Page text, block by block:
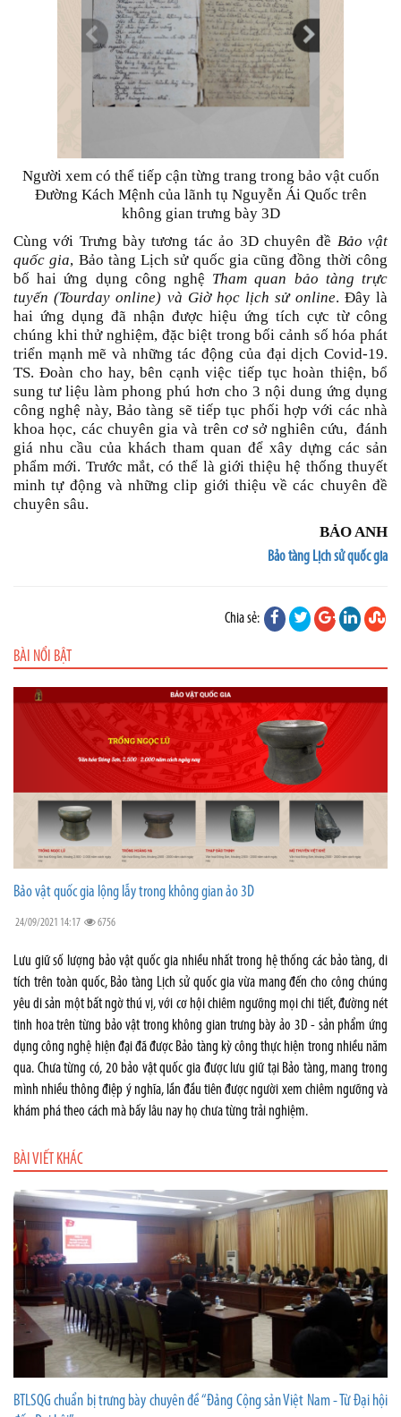
Người xem có thể tiếp cận từng trang trong bảo vật cuốn
Đường Kách Mệnh của lãnh tụ Nguyễn Ái Quốc trên
không gian trưng bày 3D
Cùng với Trưng bày tương tác ảo 3D chuyên đề Bảo vật
quốc gia, Bảo tàng Lịch sử quốc gia cũng đồng thời công
bố hai ứng dụng công nghệ Tham quan bảo tàng trực
tuyến (Tourday online) và Giờ học lịch sử online. Đây là
hai ứng dụng đã nhận được hiệu ứng tích cực từ công
chúng khi thử nghiệm, đặc biệt trong bối cảnh số hóa phát
triển mạnh mẽ và những tác động của đại dịch Covid-19.
TS. Đoàn cho hay, bên cạnh việc tiếp tục hoàn thiện, bổ
sung tư liệu làm phong phú hơn cho 3 nội dung ứng dụng
công nghệ này, Bảo tàng sẽ tiếp tục phối hợp với các nhà
khoa học, các chuyên gia và trên cơ sở nghiên cứu, đánh
giá nhu cầu của khách tham quan để xây dựng các sản
phẩm mới. Trước mắt, có thể là giới thiệu hệ thống thuyết
minh tự động và những clip giới thiệu về các chuyên đề
chuyên sâu.
BẢO ANH
Bảo tàng Lịch sử quốc gia
Chia sẻ:
BÀI NỔI BẬT
Bảo vật quốc gia lộng lẫy trong không gian ảo 3D
24/09/2021 14:17 6756
Lưu giữ số lượng bảo vật quốc gia nhiều nhất trong hệ thống các bảo tàng, di
tích trên toàn quốc, Bảo tàng Lịch sử quốc gia vừa mang đến cho công chúng
yêu di sản một bất ngờ thú vị, với cơ hội chiêm ngưỡng mọi chi tiết, đường nét
tinh hoa trên từng bảo vật trong không gian trưng bày ảo 3D - sản phẩm ứng
dụng công nghệ hiện đại đã được Bảo tàng kỳ công thực hiện trong nhiều năm
qua. Chưa từng có, 20 bảo vật quốc gia được lưu giữ tại Bảo tàng, mang trong
mình nhiều thông điệp ý nghĩa, lần đầu tiên được người xem chiêm ngưỡng và
khám phá theo cách mà bấy lâu nay họ chưa từng trải nghiệm.
BÀI VIẾT KHÁC
BTLSQG chuẩn bị trưng bày chuyên đề “Đảng Cộng sản Việt Nam - Từ Đại hội